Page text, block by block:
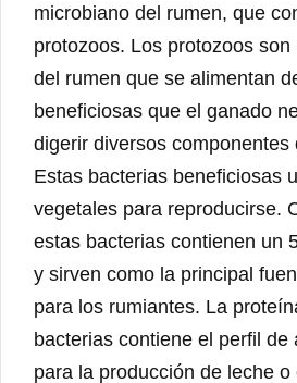
microbiano del rumen, que
protozoos. Los protozoos
del rumen que se alimentan
beneficiosas que el ganado
digerir diversos componentes
Estas bacterias beneficiosas
vegetales para reproducirse.
estas bacterias contienen un
y sirven como la principal
para los rumiantes. La
bacterias contiene el perfil de
para la producción de leche o